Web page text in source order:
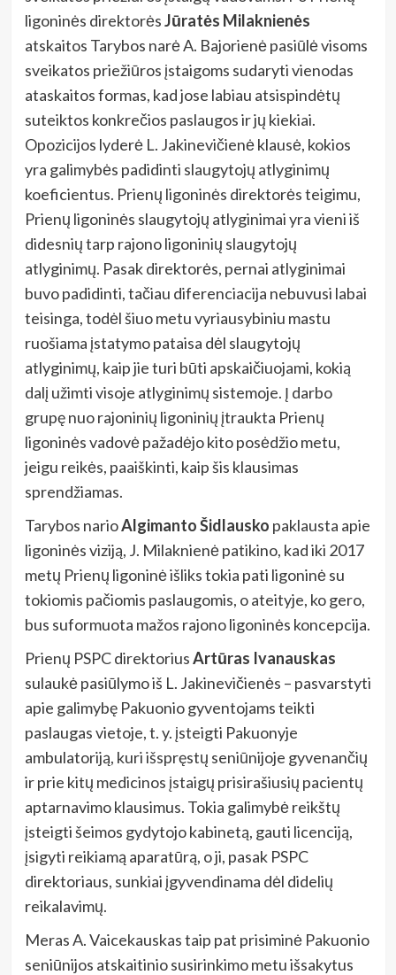
ligoninės direktorėsJūratės Milaknienės
atskaitos Tarybos narė A. Bajorienė pasiūlė visoms
sveikatos priežiūros įstaigoms sudaryti vienodas
ataskaitos formas, kad jose labiau atsispindėtų
suteiktos konkrečios paslaugos ir jų kiekiai.
Opozicijos lyderė L. Jakinevičienė klausė, kokios
yra galimybės padidinti slaugytojų atlyginimų
koeficientus. Prienų ligoninės direktorės teigimu,
Prienų ligoninės slaugytojų atlyginimai yra vieni iš
didesnių tarp rajono ligoninių slaugytojų
atlyginimų. Pasak direktorės, pernai atlyginimai
buvo padidinti, tačiau diferenciacija nebuvusi labai
teisinga, todėl šiuo metu vyriausybiniu mastu
ruošiama įstatymo pataisa dėl slaugytojų
atlyginimų, kaip jie turi būti apskaičiuojami, kokią
dalį užimti visoje atlyginimų sistemoje. Į darbo
grupę nuo rajoninių ligoninių įtraukta Prienų
ligoninės vadovė pažadėjo kito posėdžio metu,
jeigu reikės, paaiškinti, kaip šis klausimas
sprendžiamas.
Tarybos narioAlgimanto Šidlausko paklausta apie
ligoninės viziją, J. Milaknienė patikino, kad iki 2017
metų Prienų ligoninė išliks tokia pati ligoninė su
tokiomis pačiomis paslaugomis, o ateityje, ko gero,
bus suformuota mažos rajono ligoninės koncepcija.
Prienų PSPC direktoriusArtūras Ivanauskas
sulaukė pasiūlymo iš L. Jakinevičienės – pasvarstyti
apie galimybę Pakuonio gyventojams teikti
paslaugas vietoje, t. y. įsteigti Pakuonyje
ambulatoriją, kuri išspręstų seniūnijoje gyvenančių
ir prie kitų medicinos įstaigų prisirašiusių pacientų
aptarnavimo klausimus. Tokia galimybė reikštų
įsteigti šeimos gydytojo kabinetą, gauti licenciją,
įsigyti reikiamą aparatūrą, o ji, pasak PSPC
direktoriaus, sunkiai įgyvendinama dėl didelių
reikalavimų.
Meras A. Vaicekauskas taip pat prisiminė Pakuonio
seniūnijos atskaitinio susirinkimo metu išsakytus